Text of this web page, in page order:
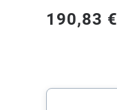
190,83 €